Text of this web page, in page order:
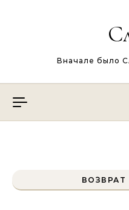
Вначале было
ВОЗВРАТ